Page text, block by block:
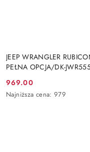
JEEP WRANGLER
PEŁNA OPCJA/DK-
Cena
promocyjna:
969.00
Najniższa
Najniższa cena: 979